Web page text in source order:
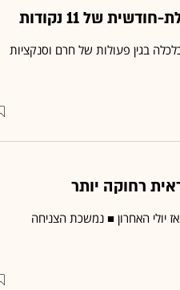
של 11 נקודות
בגין פעולות של חרם וסנקציות
רחוקה יותר
מאז יולי האחרון ■ נמשכת הצניחה